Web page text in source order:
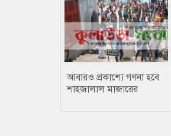
আবারও প্রকাশ্যে গণনা হবে
শাহজালাল মাজারের